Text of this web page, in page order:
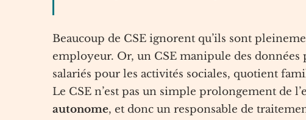
Beaucoup de CSE ignorent qu’ils sont
employeur. Or, un CSE manipule des
salariés pour les activités sociales, quotient
Le CSE n’est pas un simple prolongement de
autonome, et donc un responsable de